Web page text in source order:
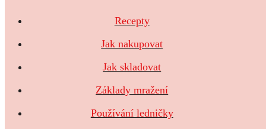
Recepty
Jak nakupovat
Jak skladovat
Základy mražení
Používání ledničky